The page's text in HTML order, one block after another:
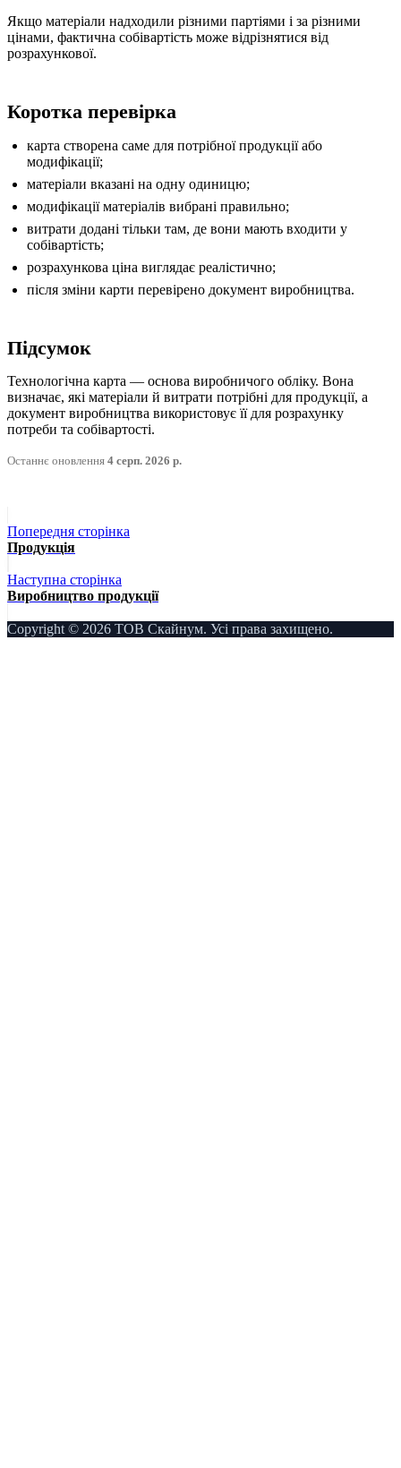
Якщо матеріали надходили різними партіями і за різними
цінами, фактична собівартість може відрізнятися від
розрахункової.
Коротка перевірка
карта створена саме для потрібної продукції або
модифікації;
матеріали вказані на одну одиницю;
модифікації матеріалів вибрані правильно;
витрати додані тільки там, де вони мають входити у
собівартість;
розрахункова ціна виглядає реалістично;
після зміни карти перевірено документ виробництва.
Підсумок
Технологічна карта — основа виробничого обліку. Вона
визначає, які матеріали й витрати потрібні для продукції, а
документ виробництва використовує її для розрахунку
потреби та собівартості.
Останнє оновлення 4 серп. 2026 р.
Попередня сторінка
Продукція
Наступна сторінка
Виробництво продукції
Copyright © 2026 ТОВ Скайнум. Усі права захищено.